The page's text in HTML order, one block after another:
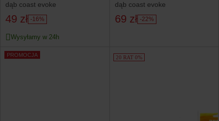
dąb coast evoke
49 zł -16%
Wysyłamy w 24h
dąb coast evoke
69 zł -22%
PROMOCJA 20 RAT 0%